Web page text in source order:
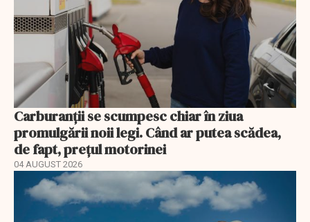
Carburanții se scumpesc chiar în ziua
promulgării noii legi. Când ar putea scădea,
de fapt, prețul motorinei
04 AUGUST 2026